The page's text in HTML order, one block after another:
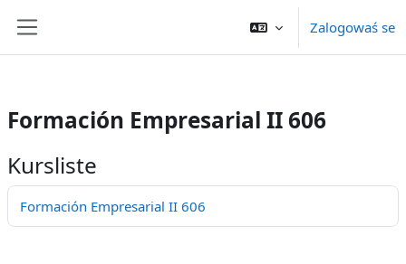
Zum Hauptinhalt
Zalogowaś se
Formación Empresarial II 606
Kursliste
Formación Empresarial II 606